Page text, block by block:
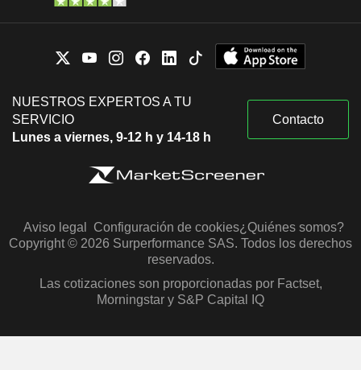
NUESTROS EXPERTOS A TU
SERVICIO
Lunes a viernes, 9-12 h y 14-18 h
Contacto
Aviso legal Configuración de cookies¿Quiénes somos?
Copyright © 2026 Surperformance SAS. Todos los derechos
reservados.
Las cotizaciones son proporcionadas por Factset,
Morningstar y S&P Capital IQ